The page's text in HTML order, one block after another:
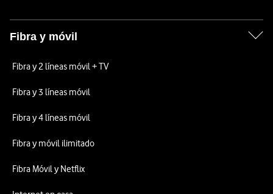
Fibra y móvil
Fibra y 2 líneas móvil + TV
Fibra y 3 líneas móvil
Fibra y 4 líneas móvil
Fibra y móvil ilimitado
Fibra Móvil y Netflix